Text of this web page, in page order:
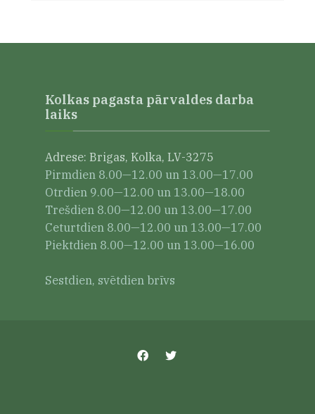
Kolkas pagasta pārvaldes darba
laiks
Adrese: Brigas, Kolka, LV-3275
Pirmdien 8.00—12.00 un 13.00—17.00
Otrdien 9.00—12.00 un 13.00—18.00
Trešdien 8.00—12.00 un 13.00—17.00
Ceturtdien 8.00—12.00 un 13.00—17.00
Piektdien 8.00—12.00 un 13.00—16.00
Sestdien, svētdien brīvs